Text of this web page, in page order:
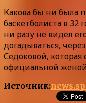
Какова бы ни была
баскетболиста в 32
ни разу не видел
догадываться,
Седоковой,
официальной
Источник: